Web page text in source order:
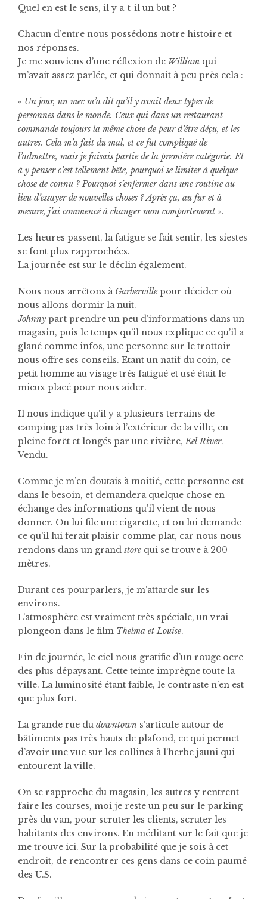
Quel en est le sens, il y a-t-il un but ?
Chacun d’entre nous possédons notre histoire et
nos réponses.
Je me souviens d’une réflexion de William qui
m’avait assez parlée, et qui donnait à peu près cela :
« Un jour, un mec m’a dit qu’il y avait deux types de
personnes dans le monde. Ceux qui dans un restaurant
commande toujours la même chose de peur d’être déçu, et les
autres. Cela m’a fait du mal, et ce fut compliqué de
l’admettre, mais je faisais partie de la première catégorie. Et
à y penser c’est tellement bête, pourquoi se limiter à quelque
chose de connu ? Pourquoi s’enfermer dans une routine au
lieu d’essayer de nouvelles choses ? Après ça, au fur et à
mesure, j’ai commencé à changer mon comportement ».
Les heures passent, la fatigue se fait sentir, les siestes
se font plus rapprochées.
La journée est sur le déclin également.
Nous nous arrêtons à Garbervillepour décider où
nous allons dormir la nuit.
Johnny part prendre un peu d’informations dans un
magasin, puis le temps qu’il nous explique ce qu’il a
glané comme infos, une personne sur le trottoir
nous offre ses conseils. Etant un natif du coin, ce
petit homme au visage très fatigué et usé était le
mieux placé pour nous aider.
Il nous indique qu’il y a plusieurs terrains de
camping pas très loin à l’extérieur de la ville, en
pleine forêt et longés par une rivière,Eel River.
Vendu.
Comme je m’en doutais à moitié, cette personne est
dans le besoin, et demandera quelque chose en
échange des informations qu’il vient de nous
donner. On lui file une cigarette, et on lui demande
ce qu’il lui ferait plaisir comme plat, car nous nous
rendons dans un grand storequi se trouve à 200
mètres.
Durant ces pourparlers, je m’attarde sur les
environs.
L’atmosphère est vraiment très spéciale, un vrai
plongeon dans le film Thelma et Louise.
Fin de journée, le ciel nous gratifie d’un rouge ocre
des plus dépaysant. Cette teinte imprègne toute la
ville. La luminosité étant faible, le contraste n’en est
que plus fort.
La grande rue du downtown s’articule autour de
bâtiments pas très hauts de plafond, ce qui permet
d’avoir une vue sur les collines à l’herbe jauni qui
entourent la ville.
On se rapproche du magasin, les autres y rentrent
faire les courses, moi je reste un peu sur le parking
près du van, pour scruter les clients, scruter les
habitants des environs. En méditant sur le fait que je
me trouve ici. Sur la probabilité que je sois à cet
endroit, de rencontrer ces gens dans ce coin paumé
des U.S.